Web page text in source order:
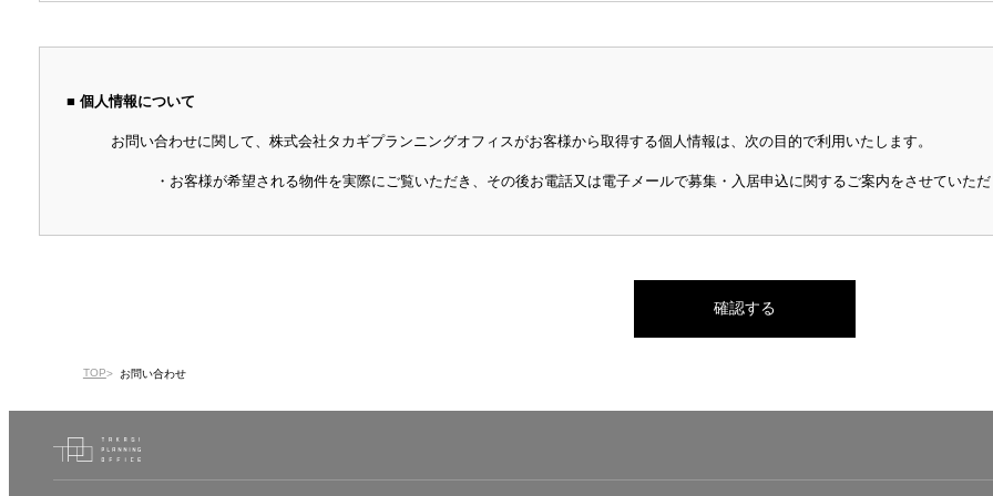
■ 個人情報について
お問い合わせに関して、株式会社タカギプランニングオフィスがお客様から取得する個人情報は、次の目的で利用いたします。
・お客様が希望される物件を実際にご覧いただき、その後お電話又は電子メールで募集・入居申込に関するご案内をさせていた
確認する
TOP お問い合わせ